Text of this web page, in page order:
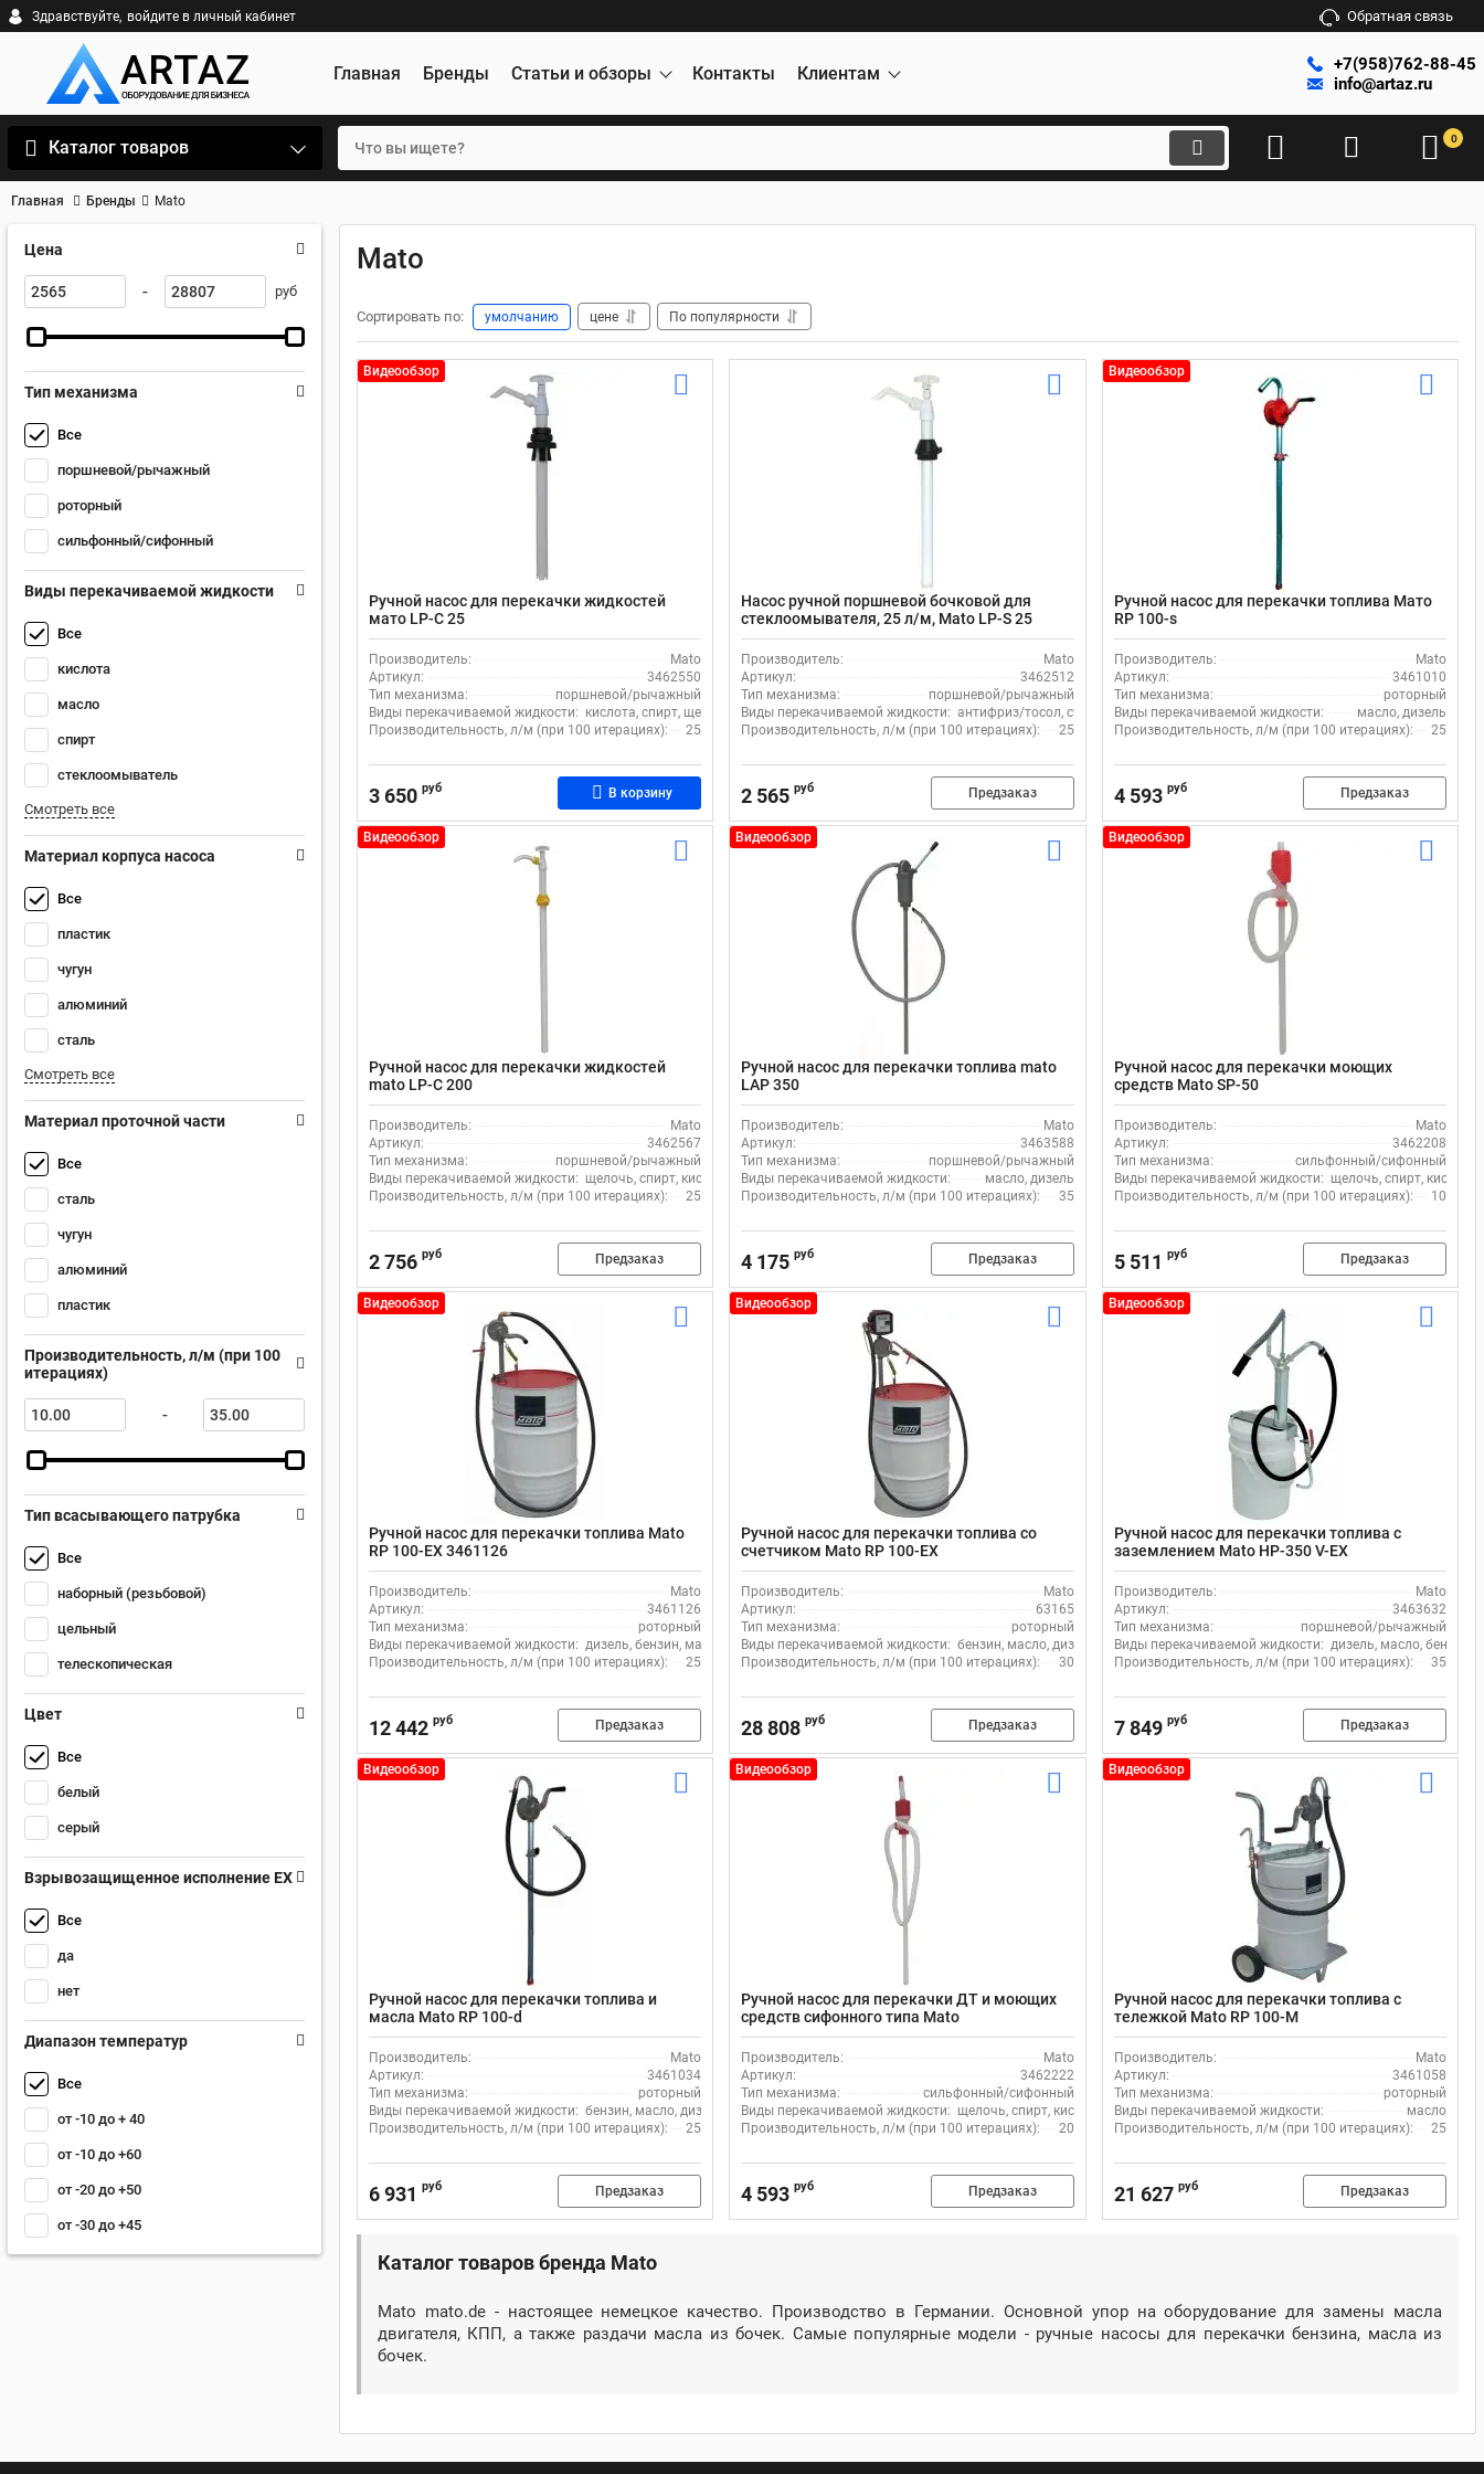
Здравствуйте, войдите в личный кабинет Обратная связь
Главная Бренды Статьи и обзоры Контакты Клиентам
+7(958)762-88-45
info@artaz.ru
Каталог товаров 0
Главная Бренды Mato
Цена
- руб
Тип механизма
Все
поршневой/рычажный
роторный
сильфонный/сифонный
Виды перекачиваемой жидкости
Все
кислота
масло
спирт
стеклоомыватель
Смотреть все
Материал корпуса насоса
Все
пластик
чугун
алюминий
сталь
Смотреть все
Материал проточной части
Все
сталь
чугун
алюминий
пластик
Производительность, л/м (при 100
итерациях)
-
Тип всасывающего патрубка
Все
наборный (резьбовой)
цельный
телескопическая
Цвет
Все
белый
серый
Взрывозащищенное исполнение EX
Все
да
нет
Диапазон температур
Все
от -10 до + 40
от -10 до +60
от -20 до +50
от -30 до +45
Mato
Сортировать по: умолчанию цене По популярности
Видеообзор
Ручной насос для перекачки жидкостей
мато LP-C 25
Производитель:
Mato
Артикул:
3462550
Тип механизма:
поршневой/рычажный
Виды перекачиваемой жидкости: кислота, спирт, щелочь
Производительность, л/м (при 100 итерациях):
25
3 650 руб В корзину
Насос ручной поршневой бочковой для
стеклоомывателя, 25 л/м, Mato LP-S 25
3462512, встроенный обратный клапан,
пластик/металл
Производитель:
Mato
Артикул:
3462512
Тип механизма:
поршневой/рычажный
Виды перекачиваемой жидкости: антифриз/тосол, стеклоомыватель
Производительность, л/м (при 100 итерациях):
25
2 565 руб Предзаказ
Видеообзор
Ручной насос для перекачки топлива Мато
RP 100-s
Производитель:
Mato
Артикул:
3461010
Тип механизма:
роторный
Виды перекачиваемой жидкости:
масло, дизель
Производительность, л/м (при 100 итерациях):
25
4 593 руб Предзаказ
Видеообзор
Ручной насос для перекачки жидкостей
mato LP-C 200
Производитель:
Mato
Артикул:
3462567
Тип механизма:
поршневой/рычажный
Виды перекачиваемой жидкости: щелочь, спирт, кислота
Производительность, л/м (при 100 итерациях):
25
2 756 руб Предзаказ
Видеообзор
Ручной насос для перекачки топлива mato
LAP 350
Производитель:
Mato
Артикул:
3463588
Тип механизма:
поршневой/рычажный
Виды перекачиваемой жидкости:
масло, дизель
Производительность, л/м (при 100 итерациях):
35
4 175 руб Предзаказ
Видеообзор
Ручной насос для перекачки моющих
средств Mato SP-50
Производитель:
Mato
Артикул:
3462208
Тип механизма:
сильфонный/сифонный
Виды перекачиваемой жидкости: щелочь, спирт, кислота
Производительность, л/м (при 100 итерациях):
10
5 511 руб Предзаказ
Видеообзор
Ручной насос для перекачки топлива Mato
RP 100-EX 3461126
Производитель:
Mato
Артикул:
3461126
Тип механизма:
роторный
Виды перекачиваемой жидкости: дизель, бензин, масло
Производительность, л/м (при 100 итерациях):
25
12 442 руб Предзаказ
Видеообзор
Ручной насос для перекачки топлива со
счетчиком Mato RP 100-EX
Производитель:
Mato
Артикул:
63165
Тип механизма:
роторный
Виды перекачиваемой жидкости: бензин, масло, дизель
Производительность, л/м (при 100 итерациях):
30
28 808 руб Предзаказ
Видеообзор
Ручной насос для перекачки топлива с
заземлением Mato HP-350 V-EX
Производитель:
Mato
Артикул:
3463632
Тип механизма:
поршневой/рычажный
Виды перекачиваемой жидкости: дизель, масло, бензин
Производительность, л/м (при 100 итерациях):
35
7 849 руб Предзаказ
Видеообзор
Ручной насос для перекачки топлива и
масла Mato RP 100-d
Производитель:
Mato
Артикул:
3461034
Тип механизма:
роторный
Виды перекачиваемой жидкости: бензин, масло, дизель
Производительность, л/м (при 100 итерациях):
25
6 931 руб Предзаказ
Видеообзор
Ручной насос для перекачки ДТ и моющих
средств сифонного типа Mato
Производитель:
Mato
Артикул:
3462222
Тип механизма:
сильфонный/сифонный
Виды перекачиваемой жидкости: щелочь, спирт, кислота
Производительность, л/м (при 100 итерациях):
20
4 593 руб Предзаказ
Видеообзор
Ручной насос для перекачки топлива с
тележкой Mato RP 100-M
Производитель:
Mato
Артикул:
3461058
Тип механизма:
роторный
Виды перекачиваемой жидкости:
масло
Производительность, л/м (при 100 итерациях):
25
21 627 руб Предзаказ
Каталог товаров бренда Mato
Mato mato.de - настоящее немецкое качество. Производство в Германии. Основной упор на оборудование для замены масла
двигателя, КПП, а также раздачи масла из бочек. Самые популярные модели - ручные насосы для перекачки бензина, масла из
бочек.